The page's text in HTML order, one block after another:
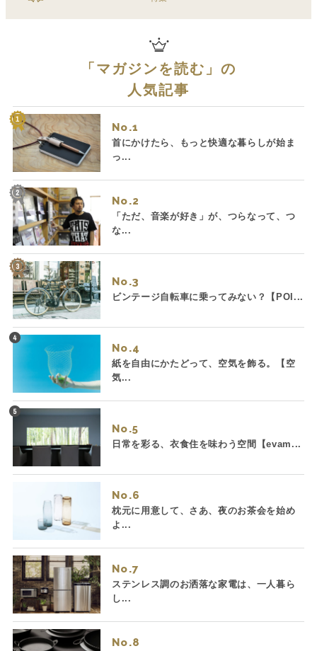
「マガジンを読む 」の
人気記事
No.
首にかけたら、もっと快適な暮らしが始ま
っ...
No.
「ただ、音楽が好き」が、つらなって、つ
な...
No.
ビンテージ自転車に乗ってみない？【POI...
No.
紙を自由にかたどって、空気を飾る。【空
気...
No.
日常を彩る、衣食住を味わう空間【evam...
No.
枕元に用意して、さあ、夜のお茶会を始め
よ...
No.
ステンレス調のお洒落な家電は、一人暮ら
し...
No.